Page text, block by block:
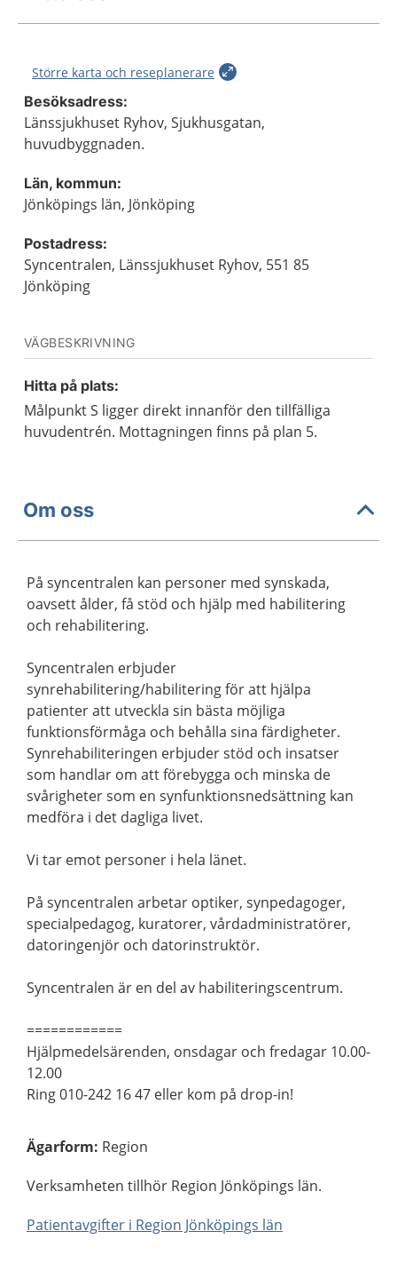
Större karta och reseplanerare
Besöksadress:
Länssjukhuset Ryhov, Sjukhusgatan,
huvudbyggnaden.
Län, kommun:
Jönköpings län, Jönköping
Postadress:
Syncentralen, Länssjukhuset Ryhov, 551 85
Jönköping
VÄGBESKRIVNING
Hitta på plats:
Målpunkt S ligger direkt innanför den tillfälliga
huvudentrén. Mottagningen finns på plan 5.
Om oss
På syncentralen kan personer med synskada,
oavsett ålder, få stöd och hjälp med habilitering
och rehabilitering.
Syncentralen erbjuder
synrehabilitering/habilitering för att hjälpa
patienter att utveckla sin bästa möjliga
funktionsförmåga och behålla sina färdigheter.
Synrehabiliteringen erbjuder stöd och insatser
som handlar om att förebygga och minska de
svårigheter som en synfunktionsnedsättning kan
medföra i det dagliga livet.
Vi tar emot personer i hela länet.
På syncentralen arbetar optiker, synpedagoger,
specialpedagog, kuratorer, vårdadministratörer,
datoringenjör och datorinstruktör.
Syncentralen är en del av habiliteringscentrum.
============
Hjälpmedelsärenden, onsdagar och fredagar 10.00-
12.00
Ring 010-242 16 47 eller kom på drop-in!
Ägarform: Region
Verksamheten tillhör Region Jönköpings län.
Patientavgifter i Region Jönköpings län